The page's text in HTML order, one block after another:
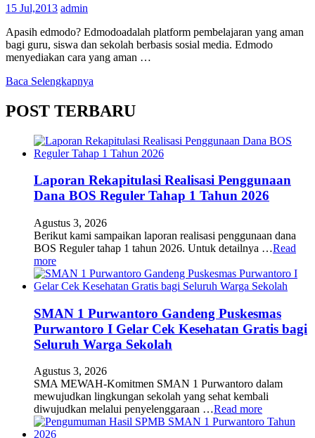
15 Jul,2013 admin
Apasih edmodo? Edmodoadalah platform pembelajaran yang aman
bagi guru, siswa dan sekolah berbasis sosial media. Edmodo
menyediakan cara yang aman …
Baca Selengkapnya
POST TERBARU
Laporan Rekapitulasi Realisasi Penggunaan
Dana BOS Reguler Tahap 1 Tahun 2026
Agustus 3, 2026
Berikut kami sampaikan laporan realisasi penggunaan dana
BOS Reguler tahap 1 tahun 2026. Untuk detailnya …Read
more
SMAN 1 Purwantoro Gandeng Puskesmas
Purwantoro I Gelar Cek Kesehatan Gratis bagi
Seluruh Warga Sekolah
Agustus 3, 2026
SMA MEWAH-Komitmen SMAN 1 Purwantoro dalam
mewujudkan lingkungan sekolah yang sehat kembali
diwujudkan melalui penyelenggaraan …Read more